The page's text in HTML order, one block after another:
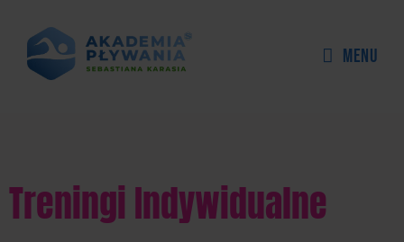
content
Menu
Treningi Indywidualne